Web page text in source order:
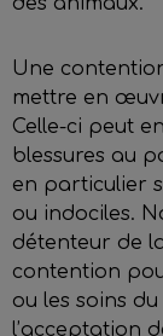
Une
mettre en
Celle-ci peut
blessures au
en particulier
ou indociles.
détenteur de
contention
ou les soins
l’acceptation